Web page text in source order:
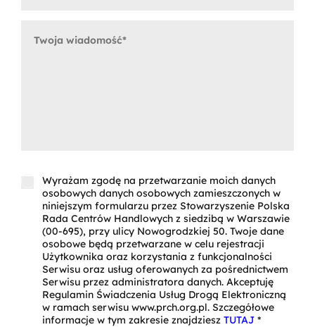
Wyrażam zgodę na przetwarzanie moich danych
osobowych danych osobowych zamieszczonych w
niniejszym formularzu przez Stowarzyszenie Polska
Rada Centrów Handlowych z siedzibą w Warszawie
(00-695), przy ulicy Nowogrodzkiej 50. Twoje dane
osobowe będą przetwarzane w celu rejestracji
Użytkownika oraz korzystania z funkcjonalności
Serwisu oraz usług oferowanych za pośrednictwem
Serwisu przez administratora danych. Akceptuję
Regulamin Świadczenia Usług Drogą Elektroniczną
w ramach serwisu www.prch.org.pl. Szczegółowe
informacje w tym zakresie znajdziesz TUTAJ *